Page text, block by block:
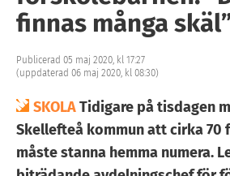
finnas många
Publicerad 05 maj 2020, kl 17:27
(uppdaterad 06 maj 2020, kl 08:30)
SKOLATidigare på tisdagen
Skellefteå kommun att cirka 70
måste stanna hemma numera.